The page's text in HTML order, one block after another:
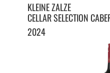
KLEINE ZALZE
CELLAR SELECTION
2024